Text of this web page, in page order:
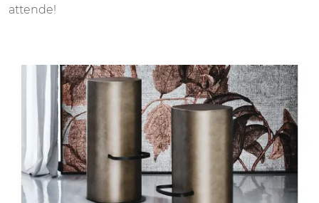
attende!